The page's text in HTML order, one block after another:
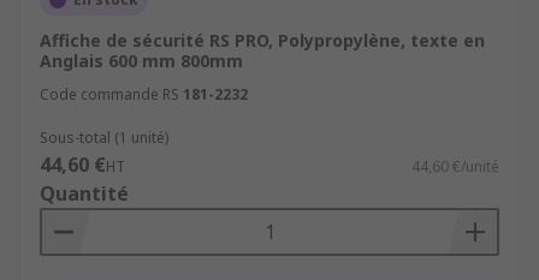
Affiche de sécurité RS PRO, Polypropylène, texte en
Anglais 600 mm 800mm
Code commande RS 181-2232
Sous-total (1 unité)
44,60 €HT 44,60 €/unité
Quantité